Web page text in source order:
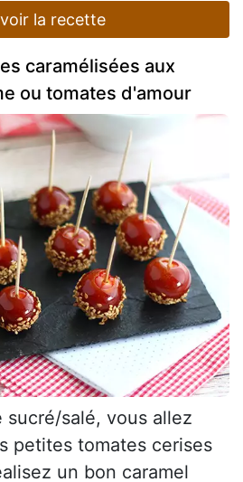
voir la recette
caramélisées aux
ou tomates d'amour
sucré/salé, vous allez
petites tomates cerises
un bon caramel